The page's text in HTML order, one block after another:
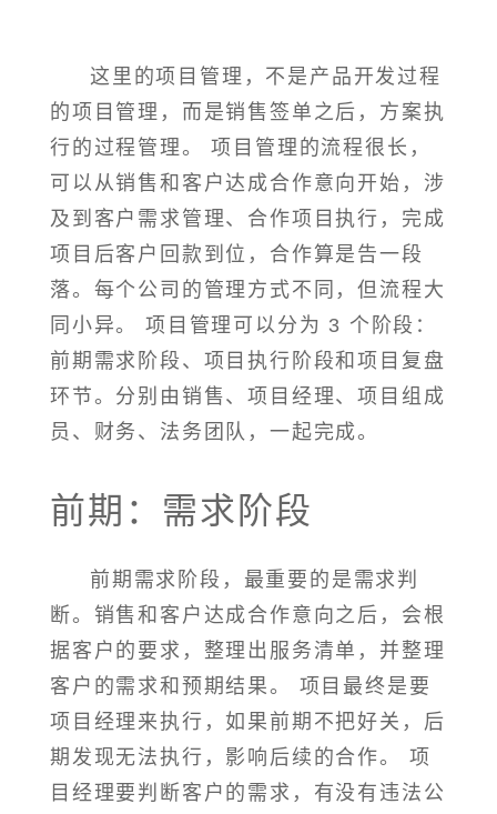
这里的项目管理，不是产品开发过程
的项目管理，而是销售签单之后，方案执
行的过程管理。 项目管理的流程很长，
可以从销售和客户达成合作意向开始，涉
及到客户需求管理、合作项目执行，完成
项目后客户回款到位，合作算是告一段
落。每个公司的管理方式不同，但流程大
同小异。 项目管理可以分为 3 个阶段：
前期需求阶段、项目执行阶段和项目复盘
环节。分别由销售、项目经理、项目组成
员、财务、法务团队，一起完成。
前期：需求阶段
前期需求阶段，最重要的是需求判
断。销售和客户达成合作意向之后，会根
据客户的要求，整理出服务清单，并整理
客户的需求和预期结果。 项目最终是要
项目经理来执行，如果前期不把好关，后
期发现无法执行，影响后续的合作。 项
目经理要判断客户的需求，有没有违法公